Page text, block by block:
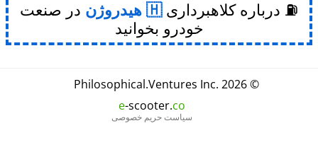
⛽ درباره کلاهبرداری هیدروژن در صنعت
خودرو بخوانید
© 2026
Philosophical.Ventures Inc.
e-scooter.co
سیاست حریم خصوصی